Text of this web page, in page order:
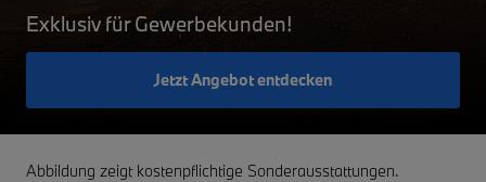
Exklusiv für Gewerbekunden!
Jetzt Angebot entdecken
Abbildung zeigt kostenpflichtige Sonderausstattungen.